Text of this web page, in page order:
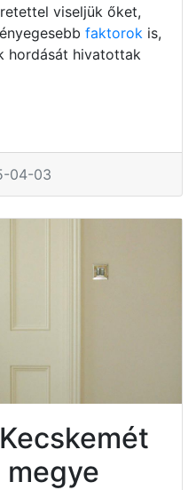
viseljük őket,
faktorok is,
hordását hivatottak
04-03